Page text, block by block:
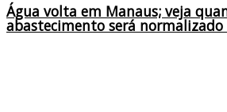
Água volta em Manaus; veja
abastecimento será